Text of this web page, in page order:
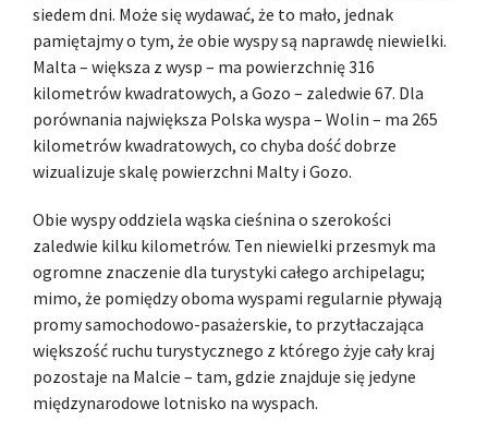
siedem dni. Może się wydawać, że to mało, jednak
pamiętajmy o tym, że obie wyspy są naprawdę niewielki.
Malta – większa z wysp – ma powierzchnię 316
kilometrów kwadratowych, a Gozo – zaledwie 67. Dla
porównania największa Polska wyspa – Wolin – ma 265
kilometrów kwadratowych, co chyba dość dobrze
wizualizuje skalę powierzchni Malty i Gozo.
Obie wyspy oddziela wąska cieśnina o szerokości
zaledwie kilku kilometrów. Ten niewielki przesmyk ma
ogromne znaczenie dla turystyki całego archipelagu;
mimo, że pomiędzy oboma wyspami regularnie pływają
promy samochodowo-pasażerskie, to przytłaczająca
większość ruchu turystycznego z którego żyje cały kraj
pozostaje na Malcie – tam, gdzie znajduje się jedyne
międzynarodowe lotnisko na wyspach.